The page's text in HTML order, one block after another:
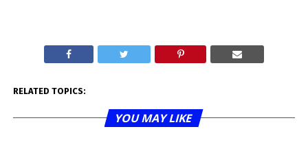
RELATED TOPICS:
YOU MAY LIKE